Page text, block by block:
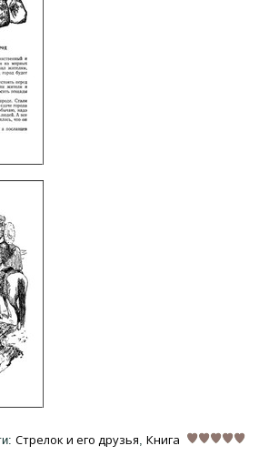
: Стрелок и его друзья, Книга